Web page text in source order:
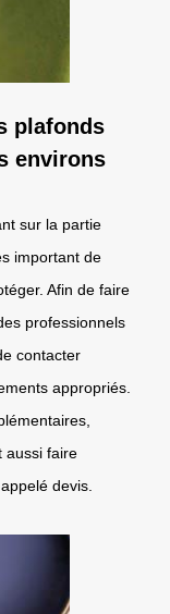
plafonds
environs
sur la partie
important de
Afin de faire
professionnels
contacter
appropriés.
aussi faire
devis.